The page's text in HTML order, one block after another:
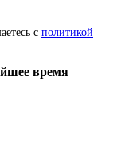
с политикой
время